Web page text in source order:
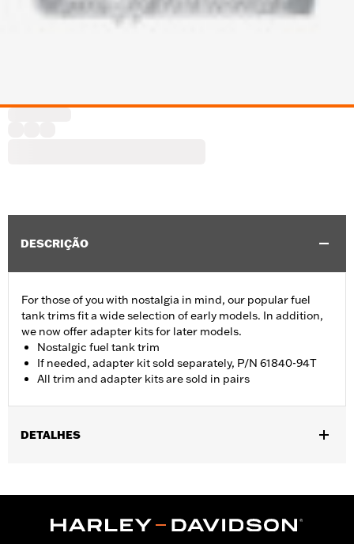
DESCRIÇÃO
For those of you with nostalgia in mind, our popular fuel
tank trims fit a wide selection of early models. In addition,
we now offer adapter kits for later models.
Nostalgic fuel tank trim
If needed, adapter kit sold separately, P/N 61840-94T
All trim and adapter kits are sold in pairs
DETALHES
WARRANTY:1 year limited warranty – Go towww.h-